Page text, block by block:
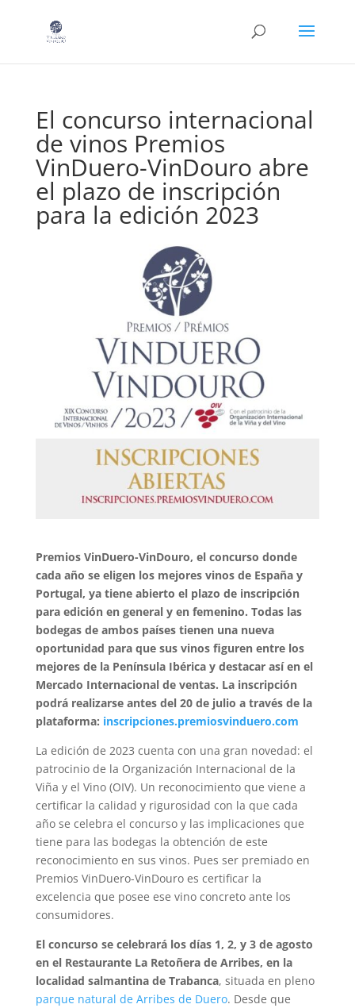
El concurso internacional
de vinos Premios
VinDuero-VinDouro abre
el plazo de inscripción
para la edición 2023
Premios VinDuero-VinDouro, el concurso donde
cada año se eligen los mejores vinos de España y
Portugal, ya tiene abierto el plazo de inscripción
para edición en general y en femenino. Todas las
bodegas de ambos países tienen una nueva
oportunidad para que sus vinos figuren entre los
mejores de la Península Ibérica y destacar así en el
Mercado Internacional de ventas. La inscripción
podrá realizarse antes del 20 de julio a través de la
plataforma: inscripciones.premiosvinduero.com
La edición de 2023 cuenta con una gran novedad: el
patrocinio de la Organización Internacional de la
Viña y el Vino (OIV). Un reconocimiento que viene a
certificar la calidad y rigurosidad con la que cada
año se celebra el concurso y las implicaciones que
tiene para las bodegas la obtención de este
reconocimiento en sus vinos. Pues ser premiado en
Premios VinDuero-VinDouro es certificar la
excelencia que posee ese vino concreto ante los
consumidores.
El concurso se celebrará los días 1, 2, y 3 de agosto
en el Restaurante La Retoñera de Arribes, en la
localidad salmantina de Trabanca, situada en pleno
parque natural de Arribes de Duero. Desde que